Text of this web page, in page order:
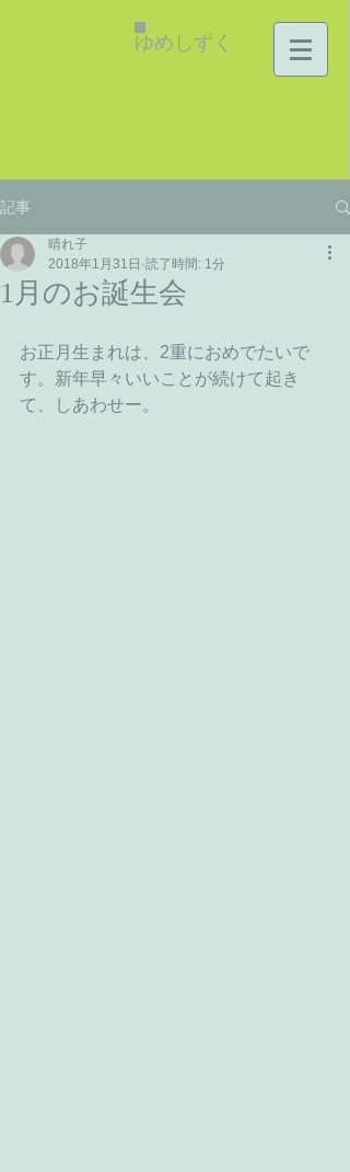
ゆめしずく
記事
1月のお誕生会
晴れ子
2018年1月31日 読了時間: 1分
お正月生まれは、2重におめでたいで
す。新年早々いいことが続けて起き
て、しあわせー。